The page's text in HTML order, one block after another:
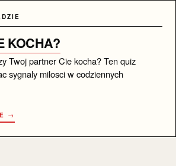
KOCHA?
Twoj partner Cie kocha? Ten quiz
sygnaly milosci w codziennych
→